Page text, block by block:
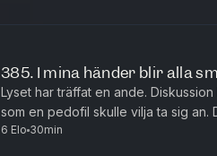
385. I mina händer blir alla
Lyset har träffat en ande.
som en pedofil skulle vilja ta sig an.
Lyset tog en lugnande och en thai-
6 Elo 30min